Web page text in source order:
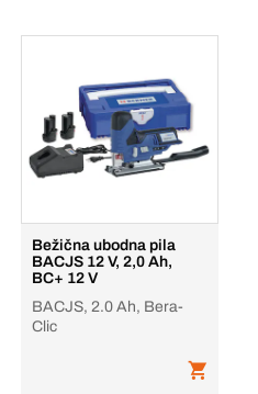
Bežična ubodna pila
BACJS 12 V, 2,0 Ah,
BC+ 12 V
BACJS, 2.0 Ah, Bera-
Clic